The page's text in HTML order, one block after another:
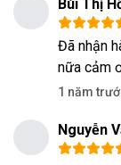
Bùi Thị
Đã nhận
nữa cảm
1 năm
Nguyễn